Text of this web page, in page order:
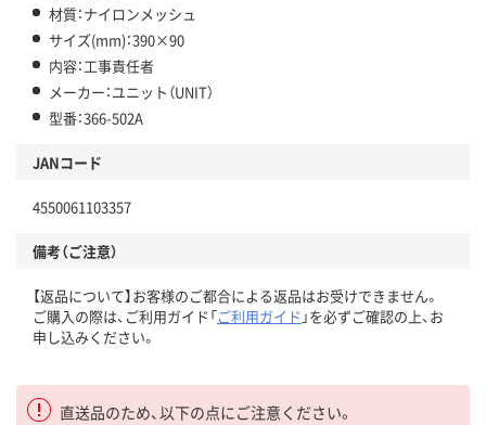
材質：ナイロンメッシュ
サイズ(mm)：390×90
内容：工事責任者
メーカー：ユニット（UNIT）
型番：366-502A
JANコード
4550061103357
備考（ご注意）
【返品について】お客様のご都合による返品はお受けできません。
ご購入の際は、ご利用ガイド「ご利用ガイド 」を必ずご確認の上、お
申し込みください。
直送品のため、以下の点にご注意ください。